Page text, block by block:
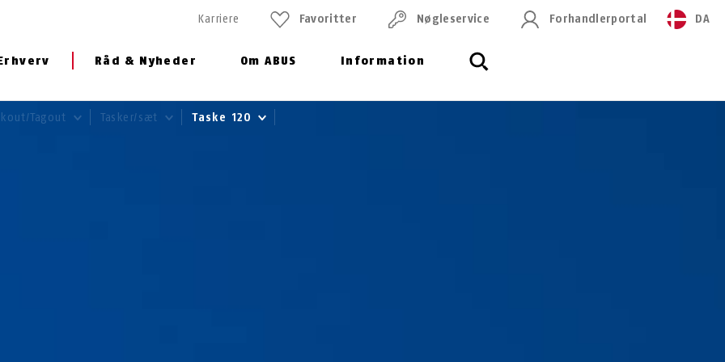
Råd & Nyheder Om ABUS Information
Karriere Favoritter Nøgleservice Forhandlerportal DA
Tagout Tasker/sæt Taske 120